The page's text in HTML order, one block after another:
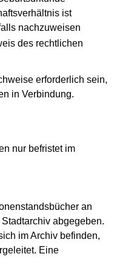
ist
nachzuweisen
des rechtlichen
erforderlich sein,
in Verbindung.
nur befristet im
an
abgegeben.
im Archiv befinden,
Eine